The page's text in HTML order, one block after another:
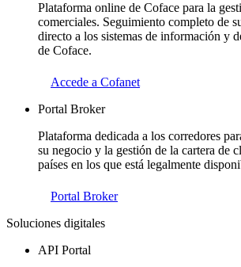
Plataforma online de Coface para la
comerciales. Seguimiento completo de
directo a los sistemas de información y
de Coface.
Accede a Cofanet
Portal Broker
Plataforma dedicada a los corredores
su negocio y la gestión de la cartera de
países en los que está legalmente
Portal Broker
Soluciones digitales
API Portal